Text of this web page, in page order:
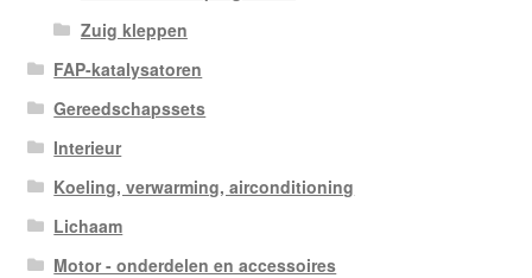
Zuig kleppen
FAP-katalysatoren
Gereedschapssets
Interieur
Koeling, verwarming, airconditioning
Lichaam
Motor - onderdelen en accessoires